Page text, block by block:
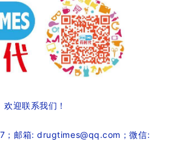
欢迎联系我们！
；邮箱:drugtimes@qq.com；微信: